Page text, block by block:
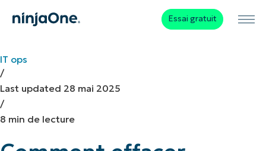
Essai gratuit
IT ops
/
Last updated 28 mai 2025
/
8 min de lecture